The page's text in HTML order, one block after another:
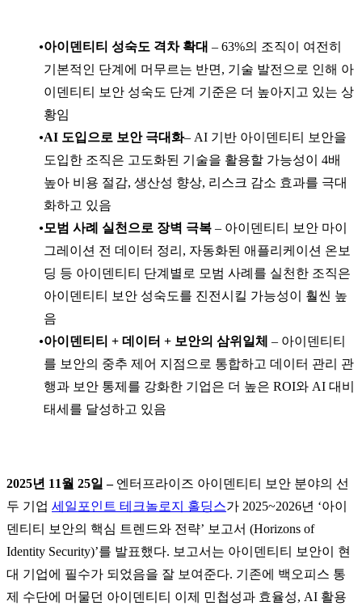
아이덴티티 성숙도 격차 확대 – 63%의 조직이 여전히
기본적인 단계에 머무르는 반면, 기술 발전으로 인해 아
이덴티티 보안 성숙도 단계 기준은 더 높아지고 있는 상
황임
AI 도입으로 보안 극대화– AI 기반 아이덴티티 보안을
도입한 조직은 고도화된 기술을 활용할 가능성이 4배
높아 비용 절감, 생산성 향상, 리스크 감소 효과를 극대
화하고 있음
모범 사례 실천으로 장벽 극복 – 아이덴티티 보안 마이
그레이션 전 데이터 정리, 자동화된 애플리케이션 온보
딩 등 아이덴티티 단계별로 모범 사례를 실천한 조직은
아이덴티티 보안 성숙도를 진전시킬 가능성이 훨씬 높
음
아이덴티티 + 데이터 + 보안의 삼위일체 – 아이덴티티
를 보안의 중추 제어 지점으로 통합하고 데이터 관리 관
행과 보안 통제를 강화한 기업은 더 높은 ROI와 AI 대비
태세를 달성하고 있음
2025년 11월 25일 – 엔터프라이즈 아이덴티티 보안 분야의 선
두 기업 세일포인트 테크놀로지 홀딩스가 2025~2026년 ‘아이
덴티티 보안의 핵심 트렌드와 전략’ 보고서 (Horizons of
Identity Security)’를 발표했다. 보고서는 아이덴티티 보안이 현
대 기업에 필수가 되었음을 잘 보여준다. 기존에 백오피스 통
제 수단에 머물던 아이덴티티 이제 민첩성과 효율성, AI 활용